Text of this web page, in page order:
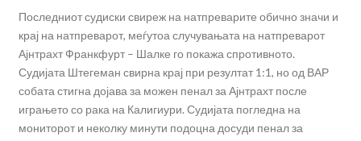
Последниот судиски свиреж на натпреварите обично значи и
крај на натпреварот, меѓутоа случувањата на натпреварот
Ајнтрахт Франкфурт – Шалке го покажа спротивното.
Судијата Штегеман свирна крај при резултат 1:1, но од ВАР
собата стигна дојава за можен пенал за Ајнтрахт после
играњето со рака на Калигиури. Судијата погледна на
мониторот и неколку минути подоцна досуди пенал за